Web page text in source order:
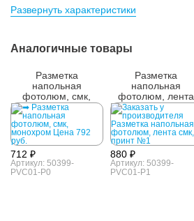
упаковке:
Развернуть характеристики
Аналогичные товары
Разметка
напольная
фотолюм, смк,
монохром
712 ₽
Артикул: 50399-
PVC01-P0
Разметка
напольная
фотолюм, лента
смк, принт №1
880 ₽
Артикул: 50399-
PVC01-P1